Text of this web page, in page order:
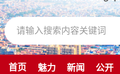
首页 魅力 新闻 公开